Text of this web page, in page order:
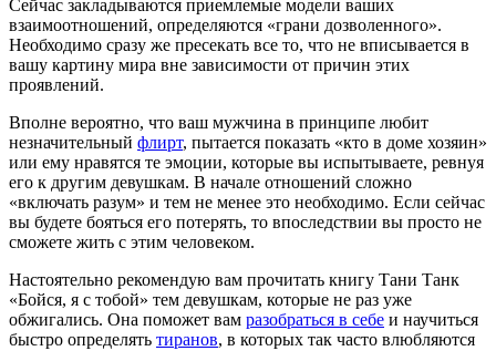
Сейчас закладываются приемлемые модели ваших
взаимоотношений, определяются «грани дозволенного».
Необходимо сразу же пресекать все то, что не вписывается в
вашу картину мира вне зависимости от причин этих
проявлений.
Вполне вероятно, что ваш мужчина в принципе любит
незначительный флирт, пытается показать «кто в доме хозяин»
или ему нравятся те эмоции, которые вы испытываете, ревнуя
его к другим девушкам. В начале отношений сложно
«включать разум» и тем не менее это необходимо. Если сейчас
вы будете бояться его потерять, то впоследствии вы просто не
сможете жить с этим человеком.
Настоятельно рекомендую вам прочитать книгу Тани Танк
«Бойся, я с тобой» тем девушкам, которые не раз уже
обжигались. Она поможет вам разобраться в себе и научиться
быстро определять тиранов, в которых так часто влюбляются